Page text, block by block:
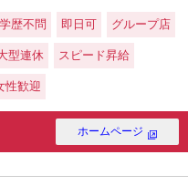
学歴不問 即日可 グループ店
型連休 スピード昇給
性歓迎
ホームページ